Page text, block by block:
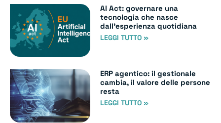
AI Act: governare una
tecnologia che nasce
dall’esperienza quotidiana
LEGGI TUTTO »
ERP agentico: il gestionale
cambia, il valore delle persone
resta
LEGGI TUTTO »